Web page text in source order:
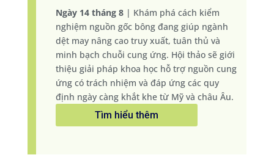
Ngày 14 tháng 8 | Khám phá cách kiểm
nghiệm nguồn gốc bông đang giúp ngành
dệt may nâng cao truy xuất, tuân thủ và
minh bạch chuỗi cung ứng. Hội thảo sẽ giới
thiệu giải pháp khoa học hỗ trợ nguồn cung
ứng có trách nhiệm và đáp ứng các quy
định ngày càng khắt khe từ Mỹ và châu Âu.
Tìm hiểu thêm